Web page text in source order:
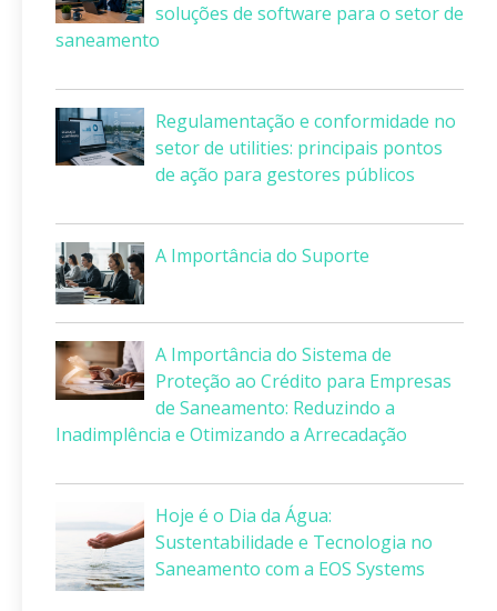
soluções de software para o setor de
saneamento
Regulamentação e conformidade no
setor de utilities: principais pontos
de ação para gestores públicos
A Importância do Suporte
A Importância do Sistema de
Proteção ao Crédito para Empresas
de Saneamento: Reduzindo a
Inadimplência e Otimizando a Arrecadação
Hoje é o Dia da Água:
Sustentabilidade e Tecnologia no
Saneamento com a EOS Systems